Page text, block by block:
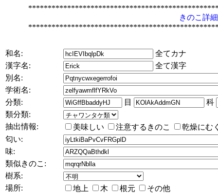
きのこ詳
和名:
全てカナ
漢字名:
全て漢字
別名:
学術名:
分類:
目
科
類分類:
抽出情報:
美味しい 注意するきのこ
乾燥にむ
匂い:
味:
類似きのこ:
樹系:
場所:
地上 木 根元
その他